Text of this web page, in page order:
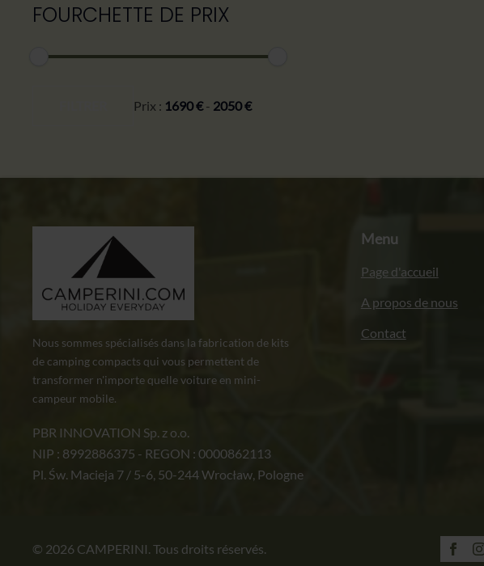
FOURCHETTE DE PRIX
Prix : 1690 €- 2050 €
Nous sommes spécialisés dans la fabrication de kits
de camping compacts qui vous permettent de
transformer n'importe quelle voiture en mini-
campeur mobile.
PBR INNOVATION Sp. z o.o.
NIP : 8992886375 - REGON : 0000862113
Pl. Św. Macieja 7 / 5-6, 50-244 Wrocław, Pologne
Menu
Page d'accueil
A propos de nous
Contact
© 2026 CAMPERINI. Tous droits réservés.